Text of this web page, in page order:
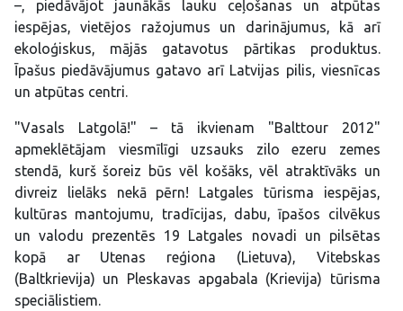
–, piedāvājot jaunākās lauku ceļošanas un atpūtas
iespējas, vietējos ražojumus un darinājumus, kā arī
ekoloģiskus, mājās gatavotus pārtikas produktus.
Īpašus piedāvājumus gatavo arī Latvijas pilis, viesnīcas
un atpūtas centri.
"Vasals Latgolā!" – tā ikvienam "Balttour 2012"
apmeklētājam viesmīlīgi uzsauks zilo ezeru zemes
stendā, kurš šoreiz būs vēl košāks, vēl atraktīvāks un
divreiz lielāks nekā pērn! Latgales tūrisma iespējas,
kultūras mantojumu, tradīcijas, dabu, īpašos cilvēkus
un valodu prezentēs 19 Latgales novadi un pilsētas
kopā ar Utenas reģiona (Lietuva), Vitebskas
(Baltkrievija) un Pleskavas apgabala (Krievija) tūrisma
speciālistiem.